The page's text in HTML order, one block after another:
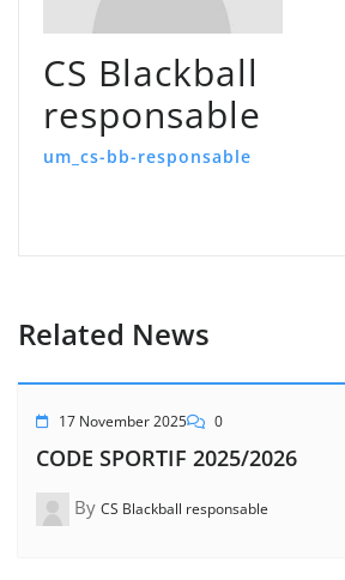
CS Blackball
responsable
um_cs-bb-responsable
Related News
17 November 2025 0
CODE SPORTIF 2025/2026
By CS Blackball responsable